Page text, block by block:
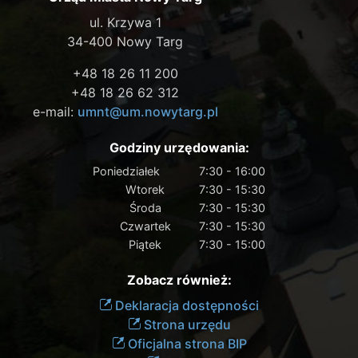
ul. Krzywa 1
34-400 Nowy Targ
+48 18 26 11 200
+48 18 26 62 312
e-mail: umnt@um.nowytarg.pl
Godziny urzędowania:
Poniedziałek
7:30 - 16:00
Wtorek
7:30 - 15:30
Środa
7:30 - 15:30
Czwartek
7:30 - 15:30
Piątek
7:30 - 15:00
Zobacz również:
Deklaracja dostępności
Strona urzędu
Oficjalna strona BIP